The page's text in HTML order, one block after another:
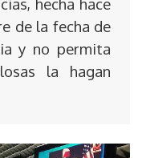
de la fecha de
y no permita
la hagan